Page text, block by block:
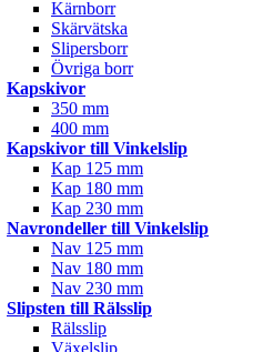
Kärnborr
Skärvätska
Slipersborr
Övriga borr
Kapskivor
350 mm
400 mm
Kapskivor till Vinkelslip
Kap 125 mm
Kap 180 mm
Kap 230 mm
Navrondeller till Vinkelslip
Nav 125 mm
Nav 180 mm
Nav 230 mm
Slipsten till Rälsslip
Rälsslip
Växelslip